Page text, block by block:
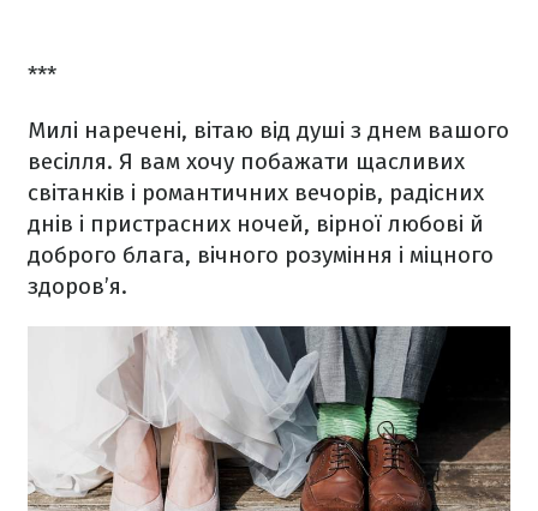
***
Милі наречені, вітаю від душі з днем вашого
весілля. Я вам хочу побажати щасливих
світанків і романтичних вечорів, радісних
днів і пристрасних ночей, вірної любові й
доброго блага, вічного розуміння і міцного
здоров’я.